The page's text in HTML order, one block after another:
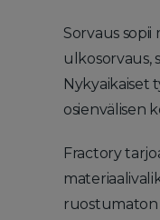
Sorvaus
ulkosorvaus,
Nykyaikaiset
osienvälisen
Fractory
ruostumaton